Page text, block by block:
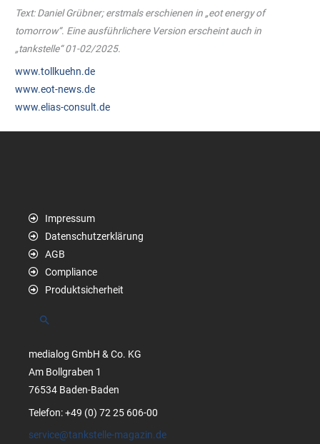
Text: Daniel Grübner; erstmals erschienen in „eot energy of
tomorrow“. Eine ausführlichere Version erscheint auch in
„tankstelle“ 01-02/2025.
www.tollkuehn.de
www.eot-news.de
www.elias-consult.de
Impressum
Datenschutzerklärung
AGB
Compliance
Produktsicherheit
Suchen
medialog GmbH & Co. KG
Am Bollgraben 1
76534 Baden-Baden
Telefon: +49 (0) 72 25 606-00
service@tankstelle-magazin.de